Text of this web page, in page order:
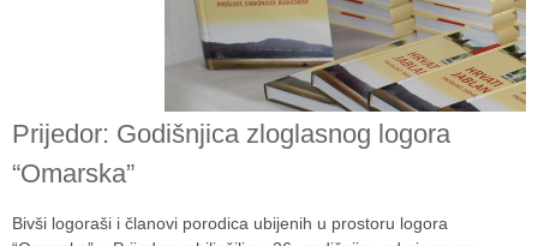
Prijedor: Godišnjica zloglasnog logora
“Omarska”
Bivši logoraši i članovi porodica ubijenih u prostoru logora